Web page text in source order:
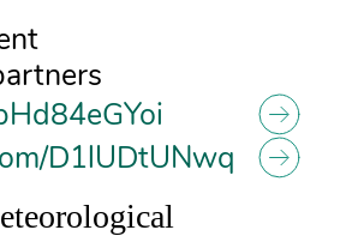
D1lUDtUNwq